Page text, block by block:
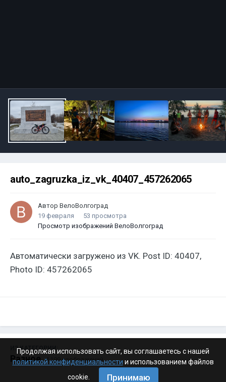
auto_zagruzka_iz_vk_40407_457262065
Автор ВелоВолгоград
19 февраля
53 просмотра
Просмотр изображений ВелоВолгоград
Автоматически загружено из VK. Post ID: 40407,
Photo ID: 457262065
ИЗ КАТЕГОРИИ:
Разное · 4 199 изображений
Продолжая использовать сайт, вы соглашаетесь с нашей
политикой конфиденциальности и использованием файлов
cookie.
Принимаю